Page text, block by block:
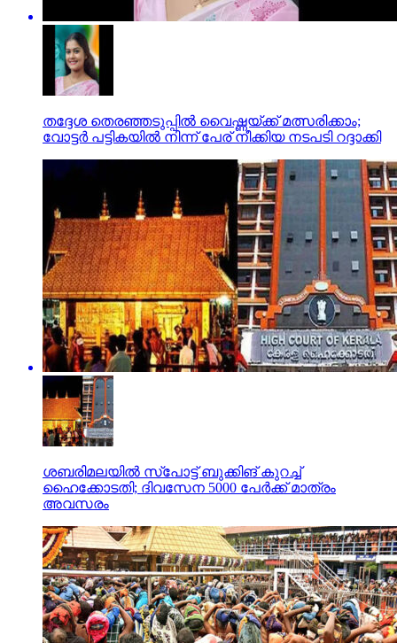
തദ്ദേശ തെരഞ്ഞടുപ്പില്‍ വൈഷ്ണയ്ക്ക് മത്സരിക്കാം;
വോട്ടര്‍ പട്ടികയില്‍ നിന്ന് പേര് നീക്കിയ നടപടി റദ്ദാക്കി
ശബരിമലയില്‍ സ്‌പോട്ട് ബുക്കിങ് കുറച്ച്
ഹൈക്കോടതി; ദിവസേന 5000 പേര്‍ക്ക് മാത്രം
അവസരം